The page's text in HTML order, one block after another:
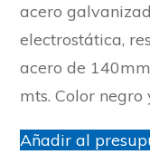
acero
electrostática,
acero de
mts. Color
Añadir al